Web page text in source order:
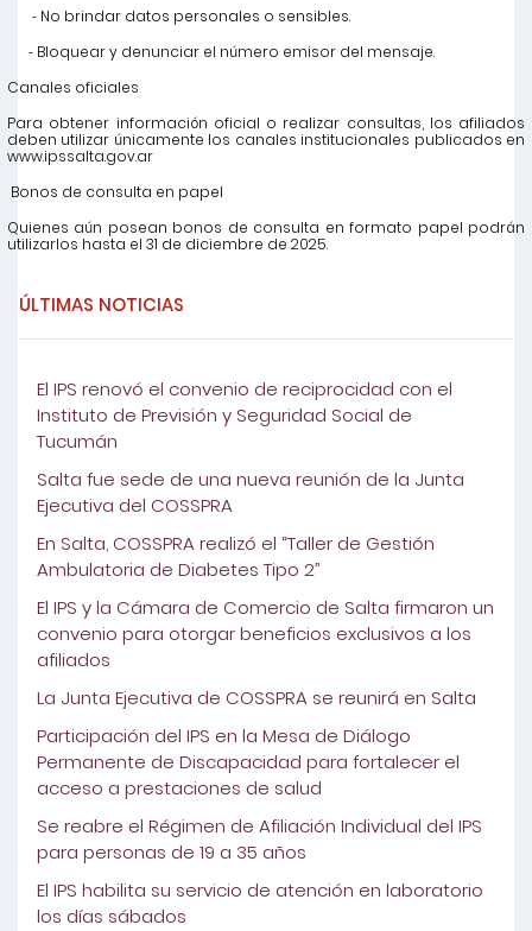
- No brindar datos personales o sensibles.
- Bloquear y denunciar el número emisor del mensaje.
Canales oficiales
Para obtener información oficial o realizar consultas, los afiliados
deben utilizar únicamente los canales institucionales publicados en
www.ipssalta.gov.ar
Bonos de consulta en papel
Quienes aún posean bonos de consulta en formato papel podrán
utilizarlos hasta el 31 de diciembre de 2025.
ÚLTIMAS NOTICIAS
El IPS renovó el convenio de reciprocidad con el
Instituto de Previsión y Seguridad Social de
Tucumán
Salta fue sede de una nueva reunión de la Junta
Ejecutiva del COSSPRA
En Salta, COSSPRA realizó el “Taller de Gestión
Ambulatoria de Diabetes Tipo 2”
El IPS y la Cámara de Comercio de Salta firmaron un
convenio para otorgar beneficios exclusivos a los
afiliados
La Junta Ejecutiva de COSSPRA se reunirá en Salta
Participación del IPS en la Mesa de Diálogo
Permanente de Discapacidad para fortalecer el
acceso a prestaciones de salud
Se reabre el Régimen de Afiliación Individual del IPS
para personas de 19 a 35 años
El IPS habilita su servicio de atención en laboratorio
los días sábados